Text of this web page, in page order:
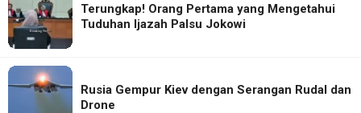
Terungkap! Orang Pertama yang Mengetahui
Tuduhan Ijazah Palsu Jokowi
Rusia Gempur Kiev dengan Serangan Rudal dan
Drone